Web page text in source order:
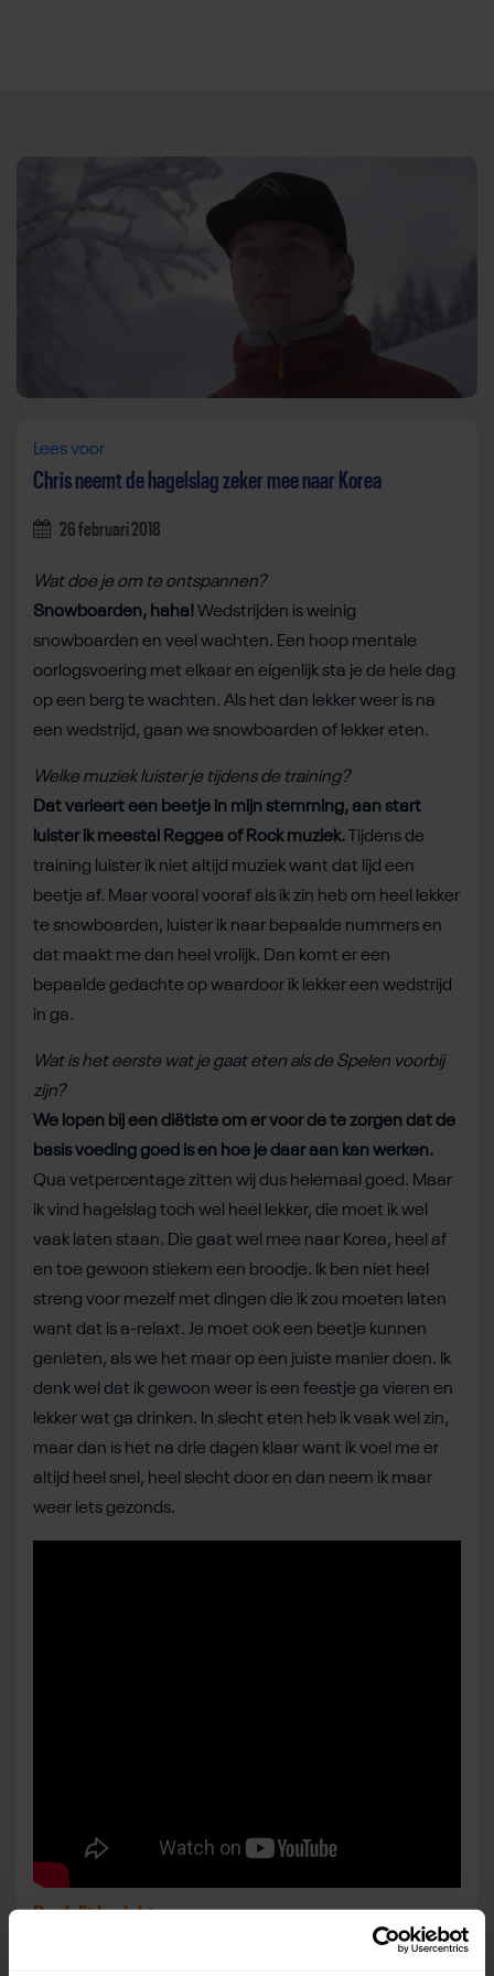
Direct door naar content
Lees voor
Chris neemt de hagelslag zeker mee naar Korea
26 februari 2018
Wat doe je om te ontspannen?
Snowboarden, haha!Wedstrijden is weinig
snowboarden en veel wachten. Een hoop mentale
oorlogsvoering met elkaar en eigenlijk sta je de hele dag
op een berg te wachten. Als het dan lekker weer is na
een wedstrijd, gaan we snowboarden of lekker eten.
Welke muziek luister je tijdens de training?
Dat varieert een beetje in mijn stemming, aan start
luister ik meestal Reggea of Rock muziek. Tijdens de
training luister ik niet altijd muziek want dat lijd een
beetje af. Maar vooral vooraf als ik zin heb om heel lekker
te snowboarden, luister ik naar bepaalde nummers en
dat maakt me dan heel vrolijk. Dan komt er een
bepaalde gedachte op waardoor ik lekker een wedstrijd
in ga.
Wat is het eerste wat je gaat eten als de Spelen voorbij
zijn?
We lopen bij een diëtiste om er voor de te zorgen dat de
basis voeding goed is en hoe je daar aan kan werken.
Qua vetpercentage zitten wij dus helemaal goed. Maar
ik vind hagelslag toch wel heel lekker, die moet ik wel
vaak laten staan. Die gaat wel mee naar Korea, heel af
en toe gewoon stiekem een broodje. Ik ben niet heel
streng voor mezelf met dingen die ik zou moeten laten
want dat is a-relaxt. Je moet ook een beetje kunnen
genieten, als we het maar op een juiste manier doen. Ik
denk wel dat ik gewoon weer is een feestje ga vieren en
lekker wat ga drinken. In slecht eten heb ik vaak wel zin,
maar dan is het na drie dagen klaar want ik voel me er
altijd heel snel, heel slecht door en dan neem ik maar
weer iets gezonds.
Deel dit bericht